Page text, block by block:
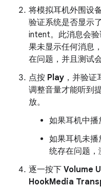
将模拟耳机外围设
验证系统是否显示
intent。此消息会
果未显示任何消息
在问题，并且测试会
点按 Play ，并验
调整音量才能听到
放。
如果耳机中
如果耳机未
统存在问题，
逐一按下 Volume
HookMedia